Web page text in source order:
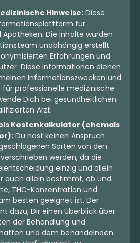
Hinweise:Diese
für
Die Inhalte wurden
unabhängig erstellt
Erfahrungen und
Diese Informationen dienen
Informationszwecken und
für professionelle medizinische
Dich bei gesundheitlichen
Arzt.
Kostenkalkulator (ehemals
Du hast keinen Anspruch
Sorten von den
werden, da die
einzig und allein
auch allein bestimmt, ob und
THC-Konzentration und
besten geeignet ist. Der
dazu, Dir einen Überblick über
der Behandlung und
und dem behandelnden